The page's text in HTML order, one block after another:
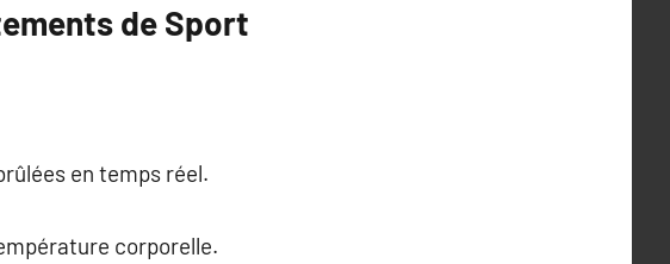
de Sport
en temps réel.
corporelle.